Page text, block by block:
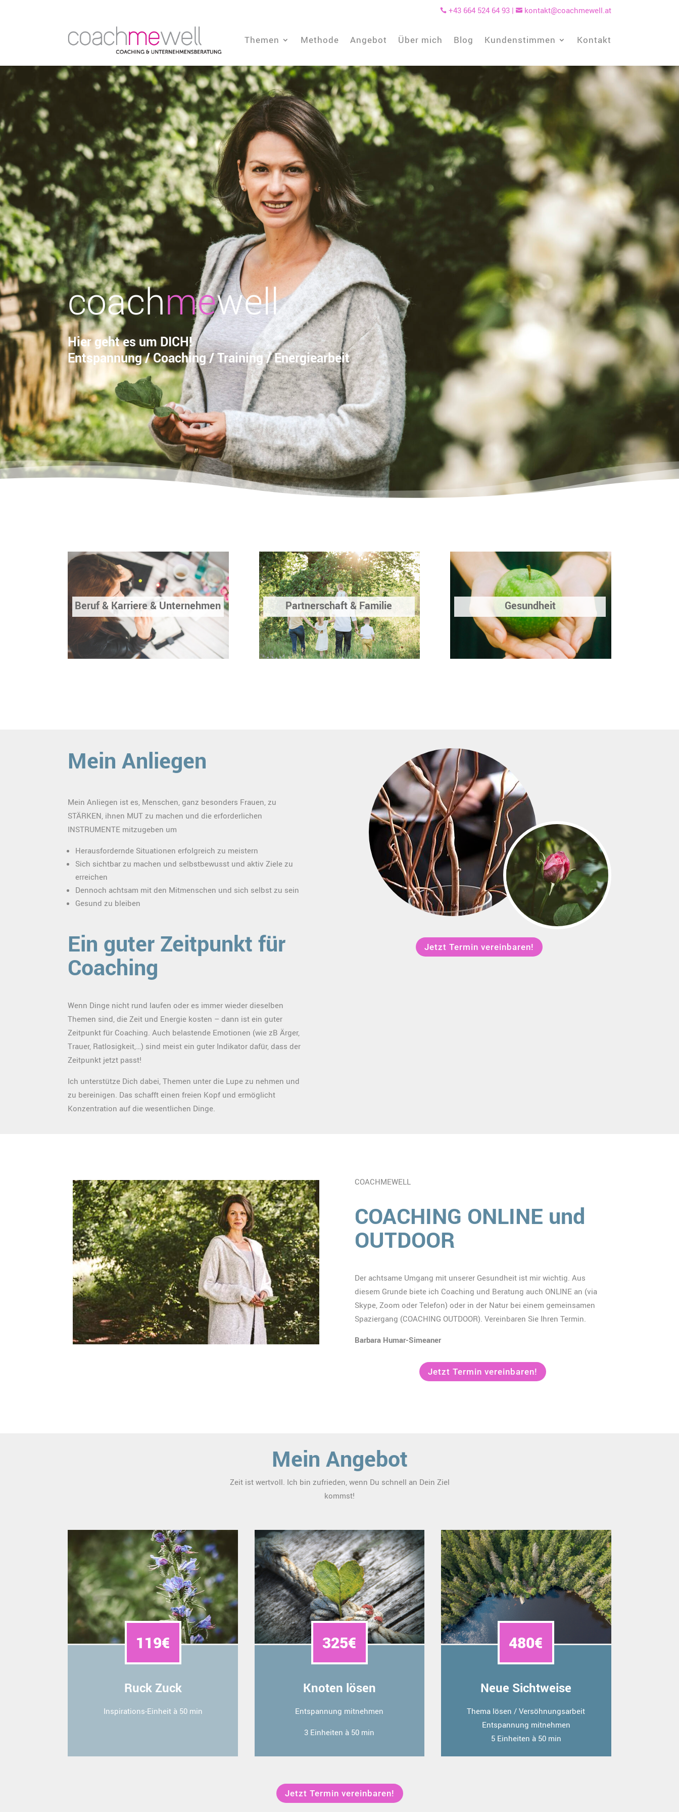
 +43 664 524 64 93| kontakt@coachmewell.at
Themen Methode Angebot Über mich Blog Kundenstimmen Kontakt
coachmewell
Hier geht es um DICH!
Entspannung / Coaching / Training / Energiearbeit
Beruf & Karriere & Unternehmen Partnerschaft & Familie Gesundheit
Mein Anliegen
Mein Anliegen ist es, Menschen, ganz besonders Frauen, zu
STÄRKEN, ihnen MUT zu machen und die erforderlichen
INSTRUMENTE mitzugeben um
Herausfordernde Situationen erfolgreich zu meistern
Sich sichtbar zu machen und selbstbewusst und aktiv Ziele zu
erreichen
Dennoch achtsam mit den Mitmenschen und sich selbst zu sein
Gesund zu bleiben
Ein guter Zeitpunkt für
Coaching
Wenn Dinge nicht rund laufen oder es immer wieder dieselben
Themen sind, die Zeit und Energie kosten – dann ist ein guter
Zeitpunkt für Coaching. Auch belastende Emotionen (wie zB Ärger,
Trauer, Ratlosigkeit,…) sind meist ein guter Indikator dafür, dass der
Zeitpunkt jetzt passt!
Ich unterstütze Dich dabei, Themen unter die Lupe zu nehmen und
zu bereinigen. Das schafft einen freien Kopf und ermöglicht
Konzentration auf die wesentlichen Dinge.
Jetzt Termin vereinbaren!
COACHMEWELL
COACHING ONLINE und
OUTDOOR
Der achtsame Umgang mit unserer Gesundheit ist mir wichtig. Aus
diesem Grunde biete ich Coaching und Beratung auch ONLINE an (via
Skype, Zoom oder Telefon) oder in der Natur bei einem gemeinsamen
Spaziergang (COACHING OUTDOOR). Vereinbaren Sie Ihren Termin.
Barbara Humar-Simeaner
Jetzt Termin vereinbaren!
Mein Angebot
Zeit ist wertvoll. Ich bin zufrieden, wenn Du schnell an Dein Ziel
kommst!
119€
Ruck Zuck
Inspirations-Einheit à 50 min
325€
Knoten lösen
Entspannung mitnehmen
3 Einheiten à 50 min
480€
Neue Sichtweise
Thema lösen / Versöhnungsarbeit
Entspannung mitnehmen
5 Einheiten à 50 min
Jetzt Termin vereinbaren!